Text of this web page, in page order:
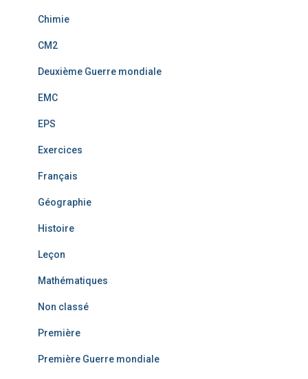
Chimie
CM2
Deuxième Guerre mondiale
EMC
EPS
Exercices
Français
Géographie
Histoire
Leçon
Mathématiques
Non classé
Première
Première Guerre mondiale